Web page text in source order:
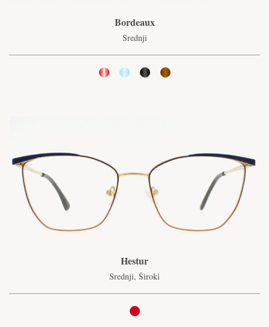
Bordeaux
Srednji
Hestur
Srednji, Široki